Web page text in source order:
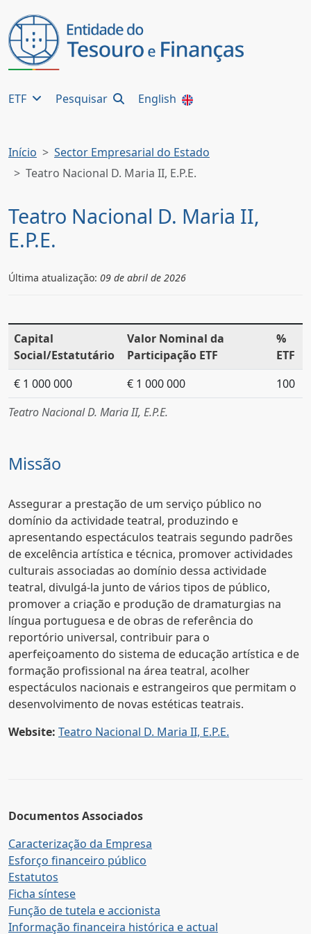
ETF Pesquisar English
Início
Sector Empresarial do Estado
Teatro Nacional D. Maria II, E.P.E.
Teatro Nacional D. Maria II,
E.P.E.
Última atualização: 09 de abril de 2026
Teatro Nacional D. Maria II, E.P.E.
Capital
Social/Estatutário
Valor Nominal da
Participação ETF
%
ETF
€ 1 000 000
€ 1 000 000 100
Missão
Assegurar a prestação de um serviço público no
domínio da actividade teatral, produzindo e
apresentando espectáculos teatrais segundo padrões
de excelência artística e técnica, promover actividades
culturais associadas ao domínio dessa actividade
teatral, divulgá-la junto de vários tipos de público,
promover a criação e produção de dramaturgias na
língua portuguesa e de obras de referência do
reportório universal, contribuir para o
aperfeiçoamento do sistema de educação artística e de
formação profissional na área teatral, acolher
espectáculos nacionais e estrangeiros que permitam o
desenvolvimento de novas estéticas teatrais.
Website: Teatro Nacional D. Maria II, E.P.E.
Documentos Associados
Caracterização da Empresa
Esforço financeiro público
Estatutos
Ficha síntese
Função de tutela e accionista
Informação financeira histórica e actual